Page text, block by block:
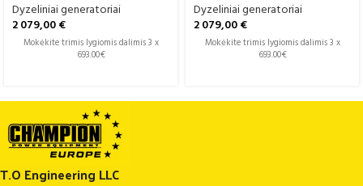
Dyzeliniai generatoriai
2 079,00€
Mokėkite trimis lygiomis dalimis 3 x
693.00€
Dyzeliniai generatoriai
2 079,00€
Mokėkite trimis lygiomis dalimis 3 x
693.00€
T.O Engineering LLC